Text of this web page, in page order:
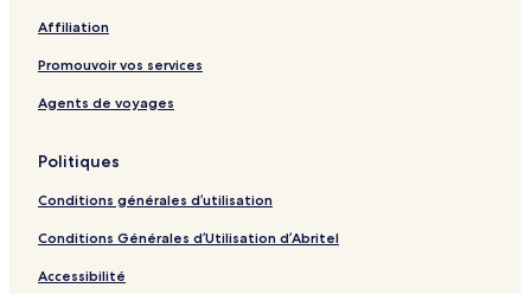
b
y
T
h
a
o
l
l
e
l
t
s
-
l
Affiliation
Promouvoir vos services
Agents de voyages
Politiques
Conditions générales d’utilisation
Conditions Générales d’Utilisation d’Abritel
Accessibilité